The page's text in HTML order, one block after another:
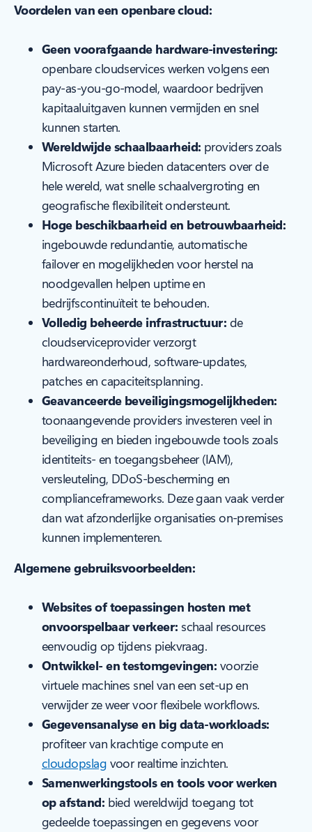
Voordelen van een openbare cloud:
Geen voorafgaande hardware-investering:
openbare cloudservices werken volgens een
pay-as-you-go-model, waardoor bedrijven
kapitaaluitgaven kunnen vermijden en snel
kunnen starten.
Wereldwijde schaalbaarheid: providers zoals
Microsoft Azure bieden datacenters over de
hele wereld, wat snelle schaalvergroting en
geografische flexibiliteit ondersteunt.
Hoge beschikbaarheid en betrouwbaarheid:
ingebouwde redundantie, automatische
failover en mogelijkheden voor herstel na
noodgevallen helpen uptime en
bedrijfscontinuïteit te behouden.
Volledig beheerde infrastructuur: de
cloudserviceprovider verzorgt
hardwareonderhoud, software-updates,
patches en capaciteitsplanning.
Geavanceerde beveiligingsmogelijkheden:
toonaangevende providers investeren veel in
beveiliging en bieden ingebouwde tools zoals
identiteits- en toegangsbeheer (IAM),
versleuteling, DDoS-bescherming en
complianceframeworks. Deze gaan vaak verder
dan wat afzonderlijke organisaties on-premises
kunnen implementeren.
Algemene gebruiksvoorbeelden:
Websites of toepassingen hosten met
onvoorspelbaar verkeer: schaal resources
eenvoudig op tijdens piekvraag.
Ontwikkel- en testomgevingen: voorzie
virtuele machines snel van een set-up en
verwijder ze weer voor flexibele workflows.
Gegevensanalyse en big data-workloads:
profiteer van krachtige compute en
cloudopslag voor realtime inzichten.
Samenwerkingstools en tools voor werken
op afstand: bied wereldwijd toegang tot
gedeelde toepassingen en gegevens voor